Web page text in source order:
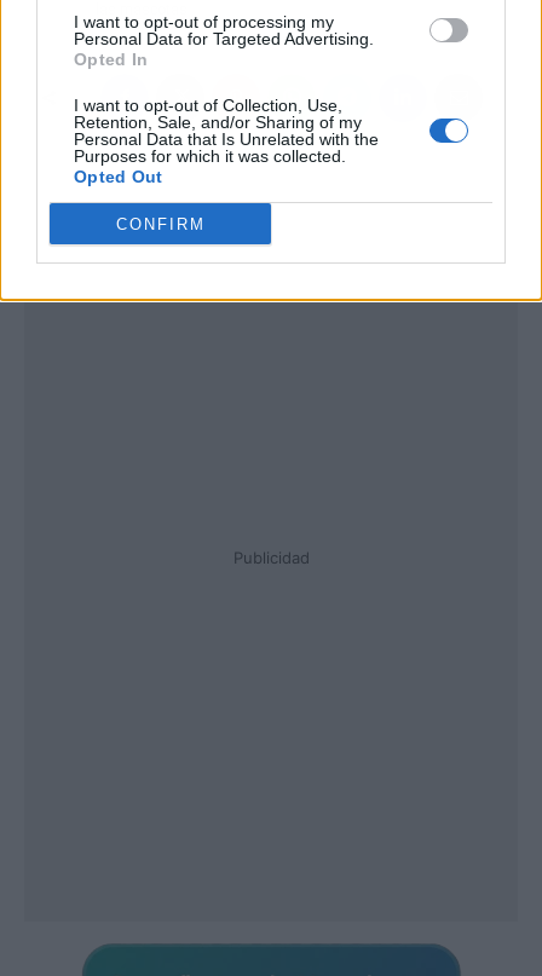
I want to opt-out of processing my
Personal Data for Targeted Advertising.
Opted In
I want to opt-out of Collection, Use,
Retention, Sale, and/or Sharing of my
Personal Data that Is Unrelated with the
Purposes for which it was collected.
Opted Out
CONFIRM
Publicidad